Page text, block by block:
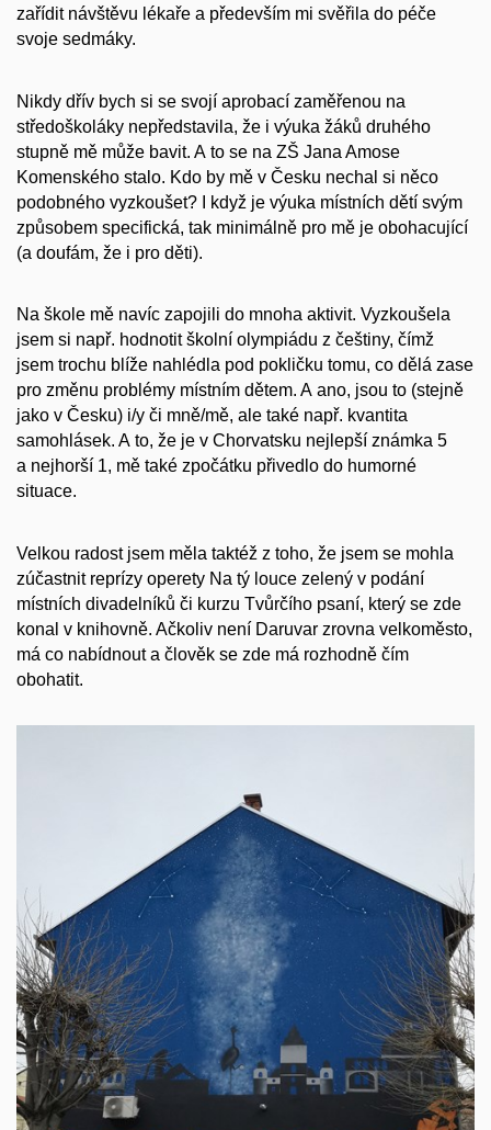
zařídit návštěvu lékaře a především mi svěřila do péče
svoje sedmáky.
Nikdy dřív bych si se svojí aprobací zaměřenou na
středoškoláky nepředstavila, že i výuka žáků druhého
stupně mě může bavit. A to se na ZŠ Jana Amose
Komenského stalo. Kdo by mě v Česku nechal si něco
podobného vyzkoušet? I když je výuka místních dětí svým
způsobem specifická, tak minimálně pro mě je obohacující
(a doufám, že i pro děti).
Na škole mě navíc zapojili do mnoha aktivit. Vyzkoušela
jsem si např. hodnotit školní olympiádu z češtiny, čímž
jsem trochu blíže nahlédla pod pokličku tomu, co dělá zase
pro změnu problémy místním dětem. A ano, jsou to (stejně
jako v Česku) i/y či mně/mě, ale také např. kvantita
samohlásek. A to, že je v Chorvatsku nejlepší známka 5
a nejhorší 1, mě také zpočátku přivedlo do humorné
situace.
Velkou radost jsem měla taktéž z toho, že jsem se mohla
zúčastnit reprízy operety Na tý louce zelený v podání
místních divadelníků či kurzu Tvůrčího psaní, který se zde
konal v knihovně. Ačkoliv není Daruvar zrovna velkoměsto,
má co nabídnout a člověk se zde má rozhodně čím
obohatit.